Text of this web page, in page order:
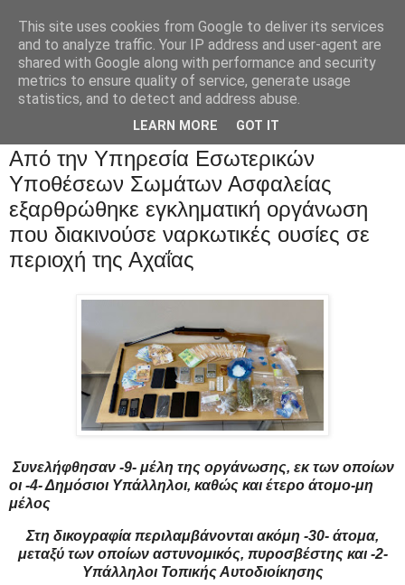
Από την Υπηρεσία Εσωτερικών
Υποθέσεων Σωμάτων Ασφαλείας
εξαρθρώθηκε εγκληματική οργάνωση
που διακινούσε ναρκωτικές ουσίες σε
περιοχή της Αχαΐας
Συνελήφθησαν -9- μέλη της οργάνωσης, εκ των οποίων
οι -4- Δημόσιοι Υπάλληλοι, καθώς και έτερο άτομο-μη
μέλος
Στη δικογραφία περιλαμβάνονται ακόμη -30- άτομα,
μεταξύ των οποίων αστυνομικός, πυροσβέστης και -2-
Υπάλληλοι Τοπικής Αυτοδιοίκησης
This site uses cookies from Google to deliver its services
and to analyze traffic. Your IP address and user-agent are
shared with Google along with performance and security
metrics to ensure quality of service, generate usage
statistics, and to detect and address abuse.
LEARN MORE GOT IT